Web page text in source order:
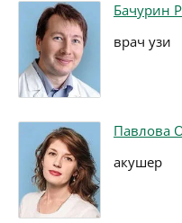
Бачурин
врач узи
Павлова
акушер